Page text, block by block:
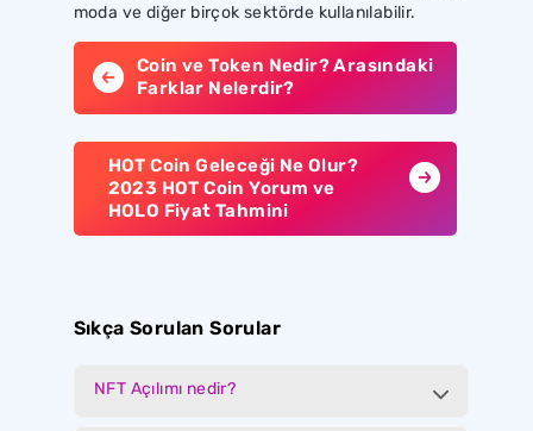
moda ve diğer birçok sektörde kullanılabilir.
Coin ve Token Nedir? Arasındaki
Farklar Nelerdir?
HOT Coin Geleceği Ne Olur?
2023 HOT Coin Yorum ve
HOLO Fiyat Tahmini
Sıkça Sorulan Sorular
NFT Açılımı nedir?